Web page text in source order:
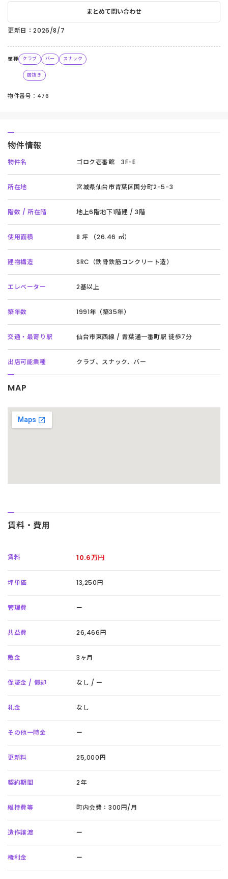
まとめて問い合わせ
更新日：2026/8/7
業種 クラブ バー スナック
居抜き
物件番号：476
物件情報
物件名 ゴロク壱番館 3F-E
所在地 宮城県仙台市青葉区国分町2-5-3
階数 / 所在階 地上6階地下1階建 / 3階
使用面積 8 坪 （26.46 ㎡）
建物構造 SRC（鉄骨鉄筋コンクリート造）
エレベーター 2基以上
築年数 1991年（築35年）
交通・最寄り駅 仙台市東西線 / 青葉通一番町駅 徒歩7分
出店可能業種 クラブ、スナック、バー
MAP
賃料・費用
賃料 10.6万円
坪単価 13,250円
管理費 ー
共益費 26,466円
敷金 3ヶ月
保証金 / 償却 なし / ー
礼金 なし
その他一時金 ー
更新料 25,000円
契約期間 2年
維持費等 町内会費：300円/月
造作譲渡 ー
権利金 ー